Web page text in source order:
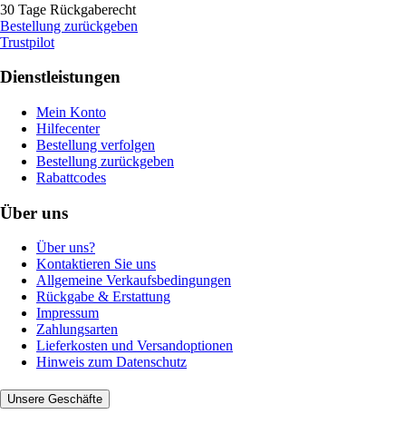
30 Tage Rückgaberecht
Bestellung zurückgeben
Trustpilot
Dienstleistungen
Mein Konto
Hilfecenter
Bestellung verfolgen
Bestellung zurückgeben
Rabattcodes
Über uns
Über uns?
Kontaktieren Sie uns
Allgemeine Verkaufsbedingungen
Rückgabe & Erstattung
Impressum
Zahlungsarten
Lieferkosten und Versandoptionen
Hinweis zum Datenschutz
Unsere Geschäfte